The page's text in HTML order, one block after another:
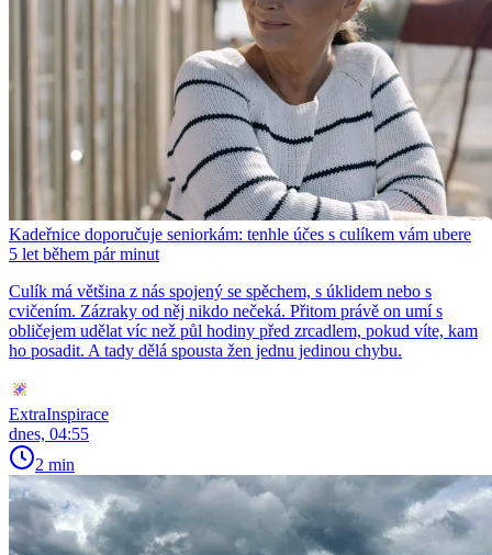
Kadeřnice doporučuje seniorkám: tenhle účes s culíkem vám ubere
5 let během pár minut
Culík má většina z nás spojený se spěchem, s úklidem nebo s
cvičením. Zázraky od něj nikdo nečeká. Přitom právě on umí s
obličejem udělat víc než půl hodiny před zrcadlem, pokud víte, kam
ho posadit. A tady dělá spousta žen jednu jedinou chybu.
ExtraInspirace
dnes, 04:55
2 min